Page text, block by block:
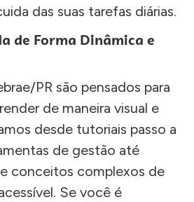
das suas tarefas diárias.
de Forma Dinâmica e
PR são pensados para
de maneira visual e
desde tutoriais passo a
de gestão até
conceitos complexos de
Se você é